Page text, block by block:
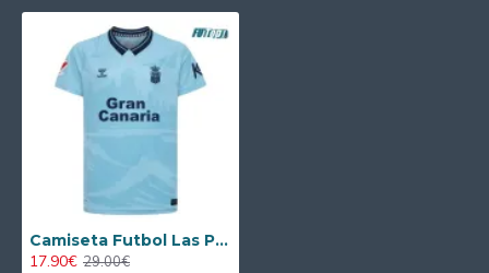
Camiseta Futbol Las Palmas Segunda Equipación 2025/26 con Parche La Liga
17.90€ 29.00€